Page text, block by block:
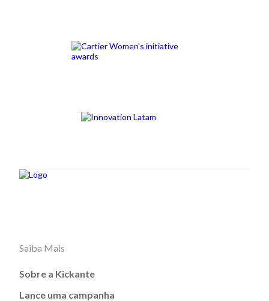
Saiba Mais
Sobre a Kickante
Lance uma campanha